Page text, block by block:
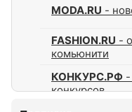
MODA.RU -
FASHION.RU -
комьюнити
КОНКУРС.РФ
конкурсов